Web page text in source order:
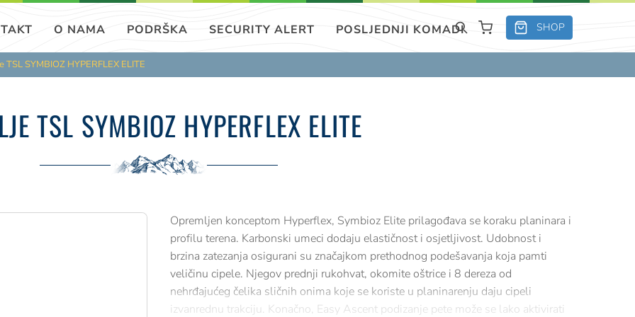
O NAMA PODRŠKA SECURITY ALERT POSLJEDNJI KOMADI SHOP
TSL SYMBIOZ HYPERFLEX ELITE
TSL SYMBIOZ HYPERFLEX ELITE
Opremljen konceptom Hyperflex, Symbioz Elite prilagođava se koraku planinara i
profilu terena. Karbonski umeci dodaju elastičnost i osjetljivost. Udobnost i
brzina zatezanja osigurani su značajkom prethodnog podešavanja koja pamti
veličinu cipele. Njegov prednji rukohvat, okomite oštrice i 8 dereza od
nehrđajućeg čelika sličnih onima koje se koriste u planinarenju daju cipeli
izvanrednu trakciju. Konačno, Easy Ascent podizanje pete može se lako aktivirati